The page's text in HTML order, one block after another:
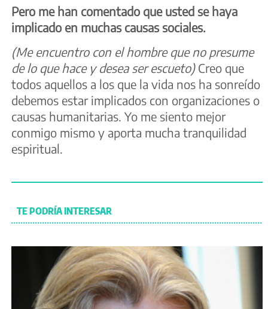
Pero me han comentado que usted se haya
implicado en muchas causas sociales.
(Me encuentro con el hombre que no presume
de lo que hace y desea ser escueto)Creo que
todos aquellos a los que la vida nos ha sonreído
debemos estar implicados con organizaciones o
causas humanitarias. Yo me siento mejor
conmigo mismo y aporta mucha tranquilidad
espiritual.
TE PODRÍA INTERESAR